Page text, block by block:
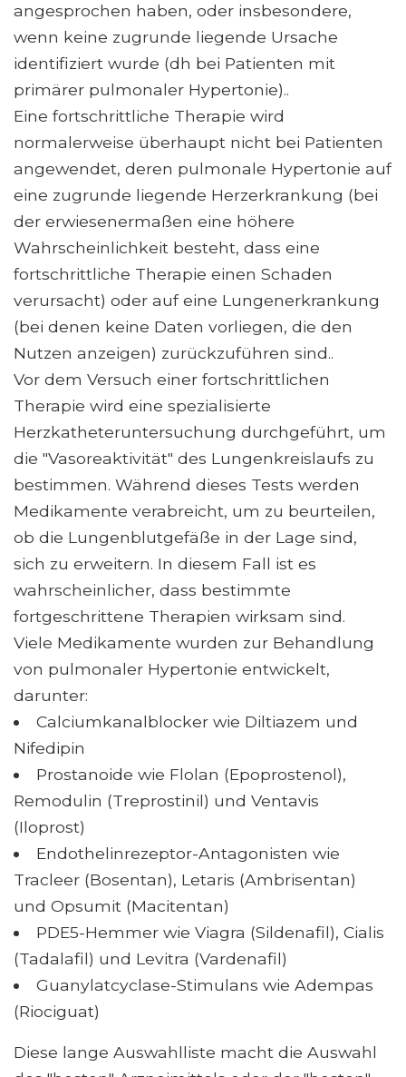
angesprochen haben, oder insbesondere,
wenn keine zugrunde liegende Ursache
identifiziert wurde (dh bei Patienten mit
primärer pulmonaler Hypertonie)..
Eine fortschrittliche Therapie wird
normalerweise überhaupt nicht bei Patienten
angewendet, deren pulmonale Hypertonie auf
eine zugrunde liegende Herzerkrankung (bei
der erwiesenermaßen eine höhere
Wahrscheinlichkeit besteht, dass eine
fortschrittliche Therapie einen Schaden
verursacht) oder auf eine Lungenerkrankung
(bei denen keine Daten vorliegen, die den
Nutzen anzeigen) zurückzuführen sind..
Vor dem Versuch einer fortschrittlichen
Therapie wird eine spezialisierte
Herzkatheteruntersuchung durchgeführt, um
die "Vasoreaktivität" des Lungenkreislaufs zu
bestimmen. Während dieses Tests werden
Medikamente verabreicht, um zu beurteilen,
ob die Lungenblutgefäße in der Lage sind,
sich zu erweitern. In diesem Fall ist es
wahrscheinlicher, dass bestimmte
fortgeschrittene Therapien wirksam sind.
Viele Medikamente wurden zur Behandlung
von pulmonaler Hypertonie entwickelt,
darunter:
Calciumkanalblocker wie Diltiazem und
Nifedipin
Prostanoide wie Flolan (Epoprostenol),
Remodulin (Treprostinil) und Ventavis
(Iloprost)
Endothelinrezeptor-Antagonisten wie
Tracleer (Bosentan), Letaris (Ambrisentan)
und Opsumit (Macitentan)
PDE5-Hemmer wie Viagra (Sildenafil), Cialis
(Tadalafil) und Levitra (Vardenafil)
Guanylatcyclase-Stimulans wie Adempas
(Riociguat)
Diese lange Auswahlliste macht die Auswahl